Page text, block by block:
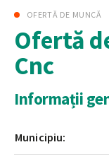
OFERTĂ DE MUNCĂ
Ofertă
Cnc
Informații
Municipiu: